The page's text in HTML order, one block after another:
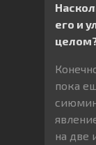
его и
пока
на две